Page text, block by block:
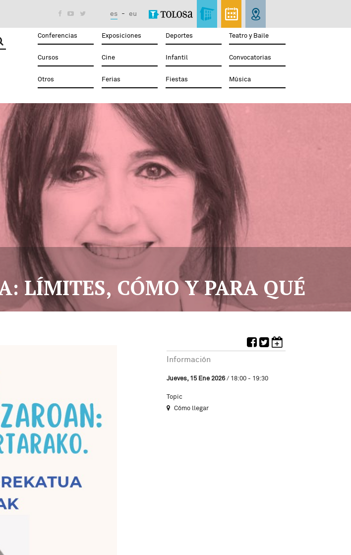
   es eu
Teatro y Baile
Deportes
Exposiciones
Conferencias
Convocatorias
Infantil
Cine
Cursos
Música
Fiestas
Ferias
Otros
LÍMITES, CÓMO Y PARA QUÉ
Información
Jueves, 15 Ene 2026/ 18:00 - 19:30
Topic
Cómo llegar